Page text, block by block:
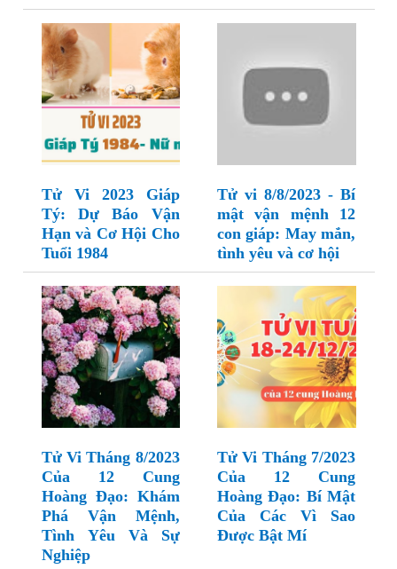
Tử Vi 2023 Giáp
Tý: Dự Báo Vận
Hạn và Cơ Hội Cho
Tuổi 1984
Tử vi 8/8/2023 - Bí
mật vận mệnh 12
con giáp: May mắn,
tình yêu và cơ hội
Tử Vi Tháng 8/2023
Của 12 Cung
Hoàng Đạo: Khám
Phá Vận Mệnh,
Tình Yêu Và Sự
Nghiệp
Tử Vi Tháng 7/2023
Của 12 Cung
Hoàng Đạo: Bí Mật
Của Các Vì Sao
Được Bật Mí